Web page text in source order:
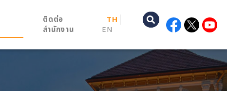
ติดต่อ
สำนักงาน
TH
EN